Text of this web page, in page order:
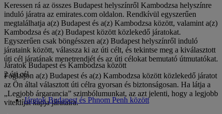
Keressen rá az összes Budapest helyszínről Kambodzsa helyszínre
induló járatra az emirates.com oldalon. Rendkívül egyszerűen
megtalálhatja a(z) Budapest és a(z) Kambodzsa között, valamint a(z)
Kambodzsa és a(z) Budapest között közlekedő járatokat.
Egyszerűen csak böngésszen a(z) Budapest helyszínről induló
járataink között, válassza ki az úti célt, és tekintse meg a kiválasztott
úti cél járatának menetrendjét és az úti célokat bemutató útmutatókat.
Foglaljon a(z) Budapest és a(z) Kambodzsa között közlekedő járatot
az Ön által választott úti célra gyorsan és biztonságosan. Ha látja a
„Legjobb árgarancia” szimbólumunkat, az azt jelenti, hogy a legjobb
viteldíjat kapja járataira.
Járatok Budapest és Kambodzsa között
2 úti cél
Járatok Budapest és Phnom Penh között